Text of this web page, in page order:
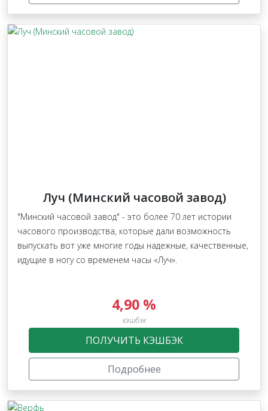
Луч (Минский часовой завод)
"Минский часовой завод" - это более 70 лет истории
часового производства, которые дали возможность
выпускать вот уже многие годы надежные, качественные,
идущие в ногу со временем часы «Луч».
4,90 %
кэшбэк
ПОЛУЧИТЬ КЭШБЭК
Подробнее